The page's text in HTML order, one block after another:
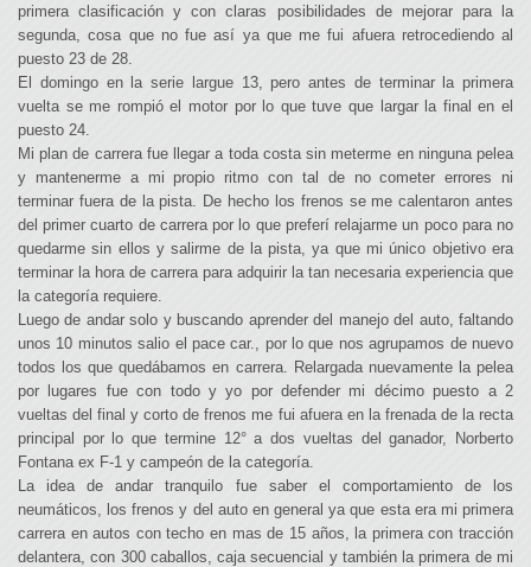
primera clasificación y con claras posibilidades de mejorar para la
segunda, cosa que no fue así ya que me fui afuera retrocediendo al
puesto 23 de 28.
El domingo en la serie largue 13, pero antes de terminar la primera
vuelta se me rompió el motor por lo que tuve que largar la final en el
puesto 24.
Mi plan de carrera fue llegar a toda costa sin meterme en ninguna pelea
y mantenerme a mi propio ritmo con tal de no cometer errores ni
terminar fuera de la pista. De hecho los frenos se me calentaron antes
del primer cuarto de carrera por lo que preferí relajarme un poco para no
quedarme sin ellos y salirme de la pista, ya que mi único objetivo era
terminar la hora de carrera para adquirir la tan necesaria experiencia que
la categoría requiere.
Luego de andar solo y buscando aprender del manejo del auto, faltando
unos 10 minutos salio el pace car., por lo que nos agrupamos de nuevo
todos los que quedábamos en carrera. Relargada nuevamente la pelea
por lugares fue con todo y yo por defender mi décimo puesto a 2
vueltas del final y corto de frenos me fui afuera en la frenada de la recta
principal por lo que termine 12° a dos vueltas del ganador, Norberto
Fontana ex F-1 y campeón de la categoría.
La idea de andar tranquilo fue saber el comportamiento de los
neumáticos, los frenos y del auto en general ya que esta era mi primera
carrera en autos con techo en mas de 15 años, la primera con tracción
delantera, con 300 caballos, caja secuencial y también la primera de mi